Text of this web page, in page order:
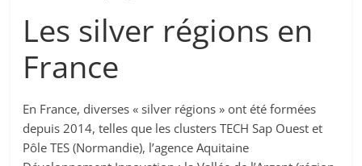
Les silver régions en
France
En France, diverses « silver régions » ont été formées
depuis 2014, telles que les clusters TECH Sap Ouest et
Pôle TES (Normandie), l’agence Aquitaine